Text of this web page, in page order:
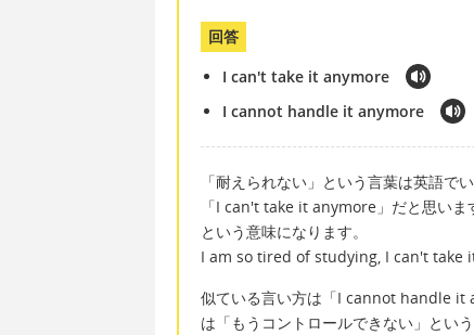
回答
I can't take it anymore
I cannot handle it anymore
「耐えられない」という言葉は英語で
「I can't take it anymore」だと思い
という意味になります。
I am so tired of studying, I can't take it
似ている言い方は「I cannot handle it
は「もうコントロールできない」とい